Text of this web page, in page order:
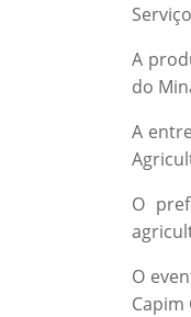
A
do
A
O
O
Capim